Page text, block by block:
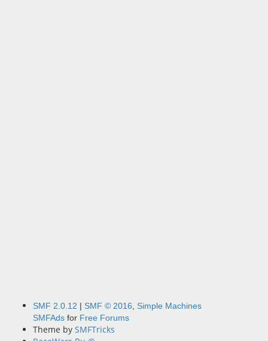
SMF 2.0.12 | SMF © 2016, Simple Machines
SMFAds for Free Forums
Theme by SMFTricks